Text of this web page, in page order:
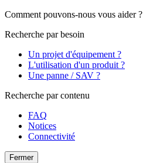
Comment pouvons-nous vous aider ?
Recherche par besoin
Un projet d'équipement ?
L'utilisation d'un produit ?
Une panne / SAV ?
Recherche par contenu
FAQ
Notices
Connectivité
Fermer